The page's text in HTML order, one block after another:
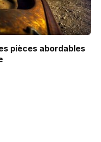
pièces abordables